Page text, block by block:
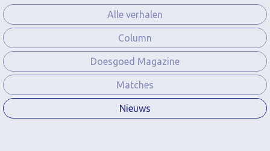
Alle verhalen
Column
Doesgoed Magazine
Matches
Nieuws